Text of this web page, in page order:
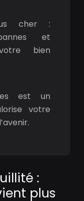
cher :
et
bien
est un
votre
:
plus